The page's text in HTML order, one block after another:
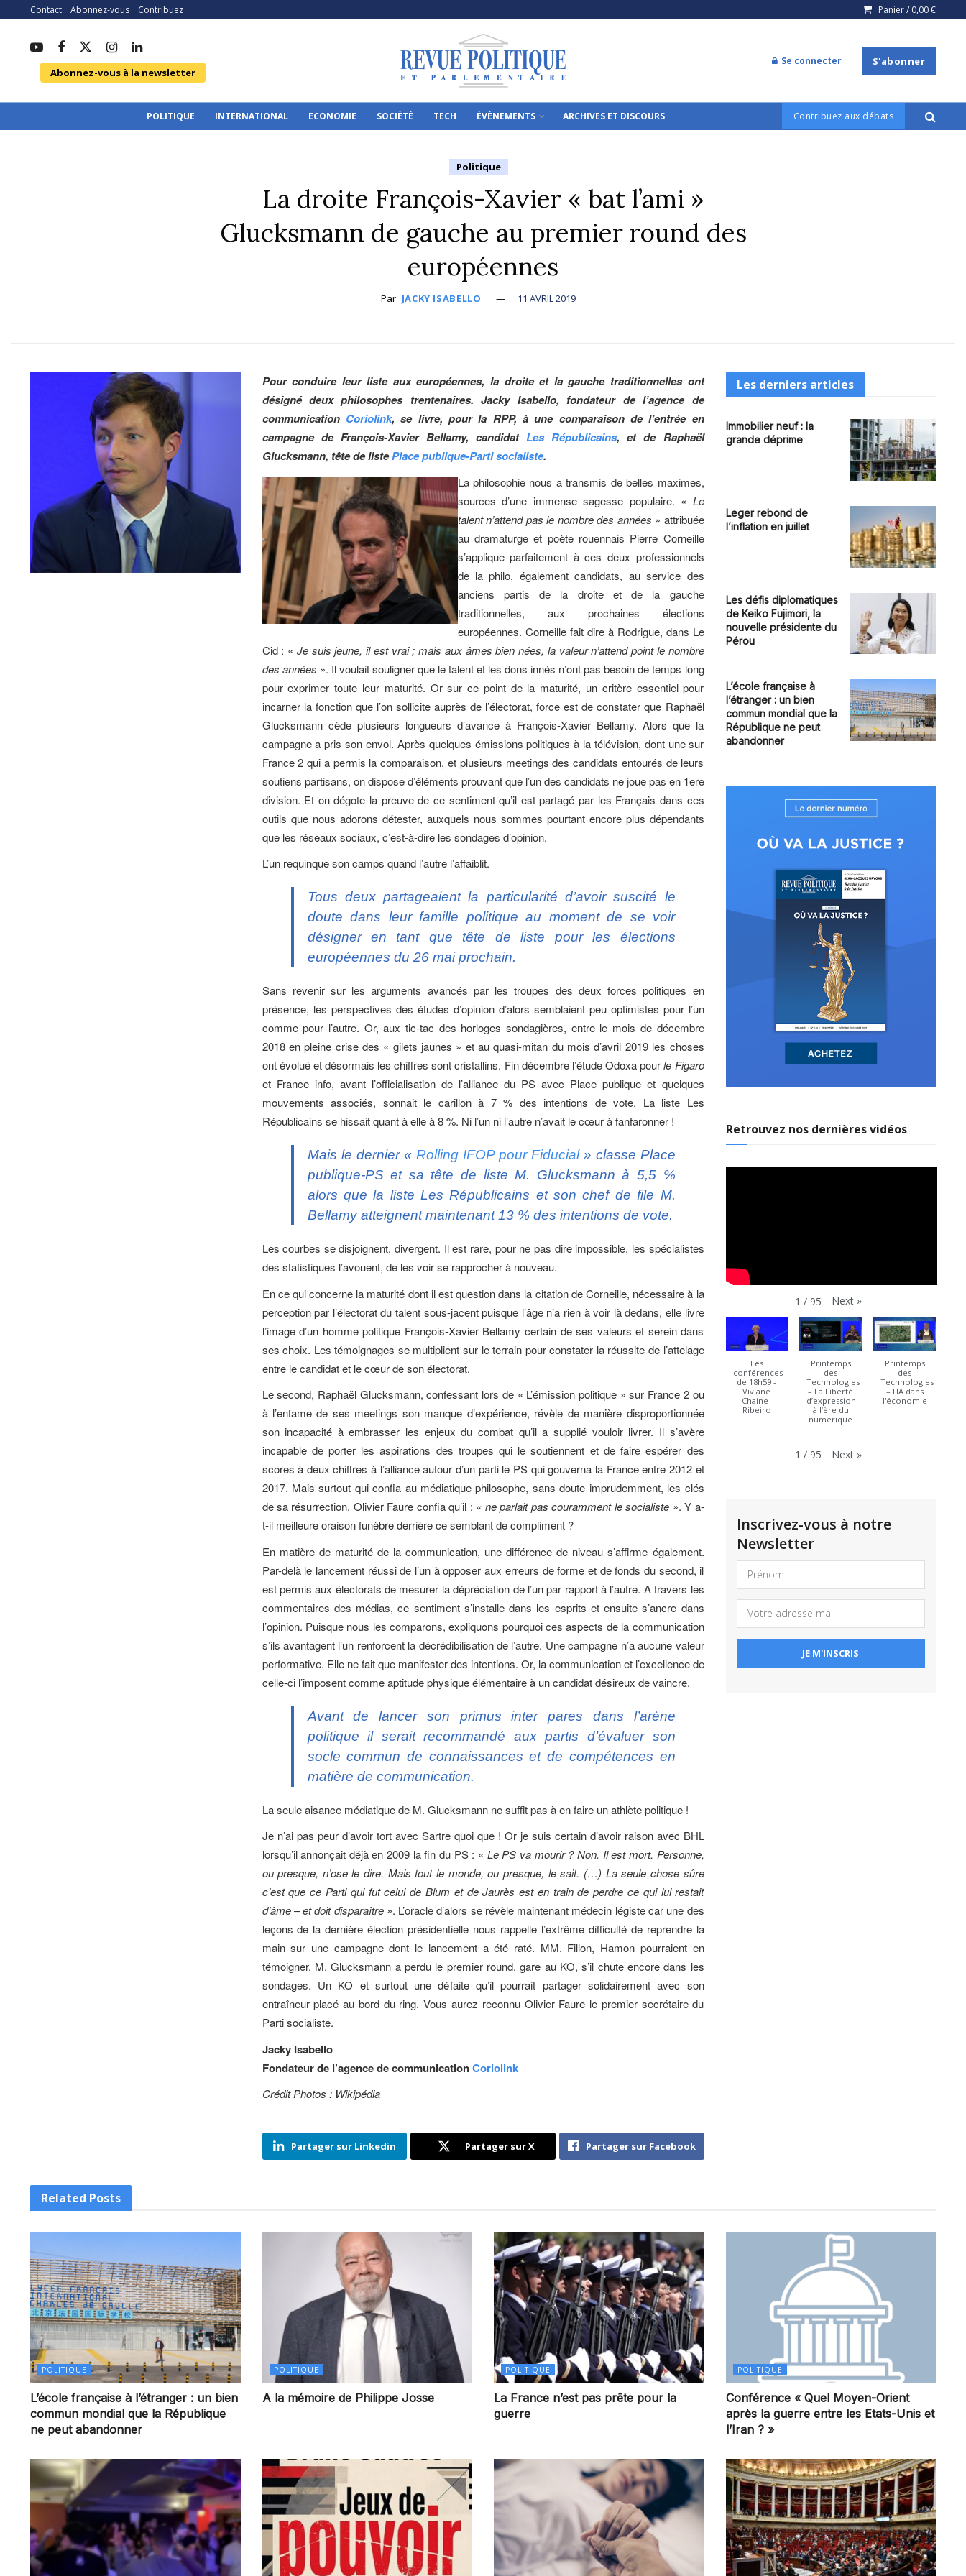
Contact Abonnez-vous Contribuez Panier / 0,00€
Abonnez-vous à la newsletter
Se connecter S'abonner
POLITIQUE INTERNATIONAL ECONOMIE SOCIÉTÉ TECH ÉVÉNEMENTS ARCHIVES ET DISCOURS Contribuez aux débats
Politique
La droite François-Xavier « bat l’ami »
Glucksmann de gauche au premier round des
européennes
Par JACKY ISABELLO 11 AVRIL 2019
Pour conduire leur liste aux européennes, la droite et la gauche traditionnelles ont
désigné deux philosophes trentenaires. Jacky Isabello, fondateur de l’agence de
communication Coriolink, se livre, pour la RPP, à une comparaison de l’entrée en
campagne de François-Xavier Bellamy, candidatLes Républicains, et de Raphaël
Glucksmann, tête de listePlace publique-Parti socialiste.
La philosophie nous a transmis de belles maximes,
sources d’une immense sagesse populaire. « Le
talent n’attend pas le nombre des années » attribuée
au dramaturge et poète rouennais Pierre Corneille
s’applique parfaitement à ces deux professionnels
de la philo, également candidats, au service des
anciens partis de la droite et de la gauche
traditionnelles, aux prochaines élections
européennes. Corneille fait dire à Rodrigue, dans Le
Cid : « Je suis jeune, il est vrai ; mais aux âmes bien nées, la valeur n’attend point le nombre
des années ». Il voulait souligner que le talent et les dons innés n’ont pas besoin de temps long
pour exprimer toute leur maturité. Or sur ce point de la maturité, un critère essentiel pour
incarner la fonction que l’on sollicite auprès de l’électorat, force est de constater que Raphaël
Glucksmann cède plusieurs longueurs d’avance à François-Xavier Bellamy. Alors que la
campagne a pris son envol. Après quelques émissions politiques à la télévision, dont une sur
France 2 qui a permis la comparaison, et plusieurs meetings des candidats entourés de leurs
soutiens partisans, on dispose d’éléments prouvant que l’un des candidats ne joue pas en 1ere
division. Et on dégote la preuve de ce sentiment qu’il est partagé par les Français dans ces
outils que nous adorons détester, auxquels nous sommes pourtant encore plus dépendants
que les réseaux sociaux, c’est-à-dire les sondages d’opinion.
L’un requinque son camps quand l’autre l’affaiblit.
Tous deux partageaient la particularité d’avoir suscité le
doute dans leur famille politique au moment de se voir
désigner en tant que tête de liste pour les élections
européennes du 26 mai prochain.
Sans revenir sur les arguments avancés par les troupes des deux forces politiques en
présence, les perspectives des études d’opinion d’alors semblaient peu optimistes pour l’un
comme pour l’autre. Or, aux tic-tac des horloges sondagières, entre le mois de décembre
2018 en pleine crise des « gilets jaunes » et au quasi-mitan du mois d’avril 2019 les choses
ont évolué et désormais les chiffres sont cristallins. Fin décembre l’étude Odoxa pourle Figaro
et France info, avant l’officialisation de l’alliance du PS avec Place publique et quelques
mouvements associés, sonnait le carillon à 7 % des intentions de vote. La liste Les
Républicains se hissait quant à elle à 8 %. Ni l’un ni l’autre n’avait le cœur à fanfaronner !
Mais le dernier « Rolling IFOP pour Fiducial » classe Place
publique-PS et sa tête de liste M. Glucksmann à 5,5 %
alors que la liste Les Républicains et son chef de file M.
Bellamy atteignent maintenant 13 % des intentions de vote.
Les courbes se disjoignent, divergent. Il est rare, pour ne pas dire impossible, les spécialistes
des statistiques l’avouent, de les voir se rapprocher à nouveau.
En ce qui concerne la maturité dont il est question dans la citation de Corneille, nécessaire à la
perception par l’électorat du talent sous-jacent puisque l’âge n’a rien à voir là dedans, elle livre
l’image d’un homme politique François-Xavier Bellamy certain de ses valeurs et serein dans
ses choix. Les témoignages se multiplient sur le terrain pour constater la réussite de l’attelage
entre le candidat et le cœur de son électorat.
Le second, Raphaël Glucksmann, confessant lors de « L’émission politique » sur France 2 ou
à l’entame de ses meetings son manque d’expérience, révèle de manière disproportionnée
son incapacité à embrasser les enjeux du combat qu’il a supplié vouloir livrer. Il s’avère
incapable de porter les aspirations des troupes qui le soutiennent et de faire espérer des
scores à deux chiffres à l’alliance autour d’un parti le PS qui gouverna la France entre 2012 et
2017. Mais surtout qui confia au médiatique philosophe, sans doute imprudemment, les clés
de sa résurrection. Olivier Faure confia qu’il : « ne parlait pas couramment le socialiste ». Y a-
t-il meilleure oraison funèbre derrière ce semblant de compliment ?
En matière de maturité de la communication, une différence de niveau s’affirme également.
Par-delà le lancement réussi de l’un à opposer aux erreurs de forme et de fonds du second, il
est permis aux électorats de mesurer la dépréciation de l’un par rapport à l’autre. A travers les
commentaires des médias, ce sentiment s’installe dans les esprits et ensuite s’ancre dans
l’opinion. Puisque nous les comparons, expliquons pourquoi ces aspects de la communication
s’ils avantagent l’un renforcent la décrédibilisation de l’autre. Une campagne n’a aucune valeur
performative. Elle ne fait que manifester des intentions. Or, la communication et l’excellence de
celle-ci l’imposent comme aptitude physique élémentaire à un candidat désireux de vaincre.
Avant de lancer son primus inter pares dans l’arène
politique il serait recommandé aux partis d’évaluer son
socle commun de connaissances et de compétences en
matière de communication.
La seule aisance médiatique de M. Glucksmann ne suffit pas à en faire un athlète politique !
Je n’ai pas peur d’avoir tort avec Sartre quoi que ! Or je suis certain d’avoir raison avec BHL
lorsqu’il annonçait déjà en 2009 la fin du PS : « Le PS va mourir ? Non. Il est mort. Personne,
ou presque, n’ose le dire. Mais tout le monde, ou presque, le sait. (…) La seule chose sûre
c’est que ce Parti qui fut celui de Blum et de Jaurès est en train de perdre ce qui lui restait
d’âme – et doit disparaître ». L’oracle d’alors se révèle maintenant médecin légiste car une des
leçons de la dernière élection présidentielle nous rappelle l’extrême difficulté de reprendre la
main sur une campagne dont le lancement a été raté. MM. Fillon, Hamon pourraient en
témoigner. M. Glucksmann a perdu le premier round, gare au KO, s’il chute encore dans les
sondages. Un KO et surtout une défaite qu’il pourrait partager solidairement avec son
entraîneur placé au bord du ring. Vous aurez reconnu Olivier Faure le premier secrétaire du
Parti socialiste.
Jacky Isabello
Fondateur de l’agence de communicationCoriolink
Crédit Photos : Wikipédia
Partager sur Linkedin Partager sur X Partager sur Facebook
Les derniers articles
Immobilier neuf : la
grande déprime
Leger rebond de
l’inflation en juillet
Les défis diplomatiques
de Keiko Fujimori, la
nouvelle présidente du
Pérou
L’école française à
l’étranger : un bien
commun mondial que la
République ne peut
abandonner
Retrouvez nos dernières vidéos
1 / 95 Next »
Les
conférences
de 18h59 -
Viviane
Chaine-
Ribeiro
Printemps
des
Technologies
– La Liberté
d’expression
à l’ère du
numérique
Printemps
des
Technologies
– l'IA dans
l'économie
1 / 95 Next »
Inscrivez-vous à notre
Newsletter
Related Posts
POLITIQUE
L’école française à l’étranger : un bien
commun mondial que la République
ne peut abandonner
POLITIQUE
A la mémoire de Philippe Josse
POLITIQUE
La France n’est pas prête pour la
guerre
POLITIQUE
Conférence « Quel Moyen-Orient
après la guerre entre les Etats-Unis et
l’Iran ? »